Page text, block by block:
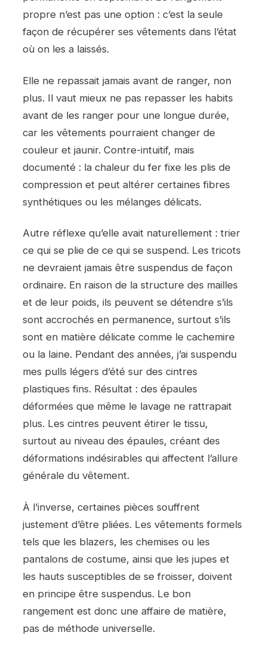
propre n’est pas une option : c’est la seule
façon de récupérer ses vêtements dans l’état
où on les a laissés.
Elle ne repassait jamais avant de ranger, non
plus. Il vaut mieux ne pas repasser les habits
avant de les ranger pour une longue durée,
car les vêtements pourraient changer de
couleur et jaunir. Contre-intuitif, mais
documenté : la chaleur du fer fixe les plis de
compression et peut altérer certaines fibres
synthétiques ou les mélanges délicats.
Autre réflexe qu’elle avait naturellement : trier
ce qui se plie de ce qui se suspend. Les tricots
ne devraient jamais être suspendus de façon
ordinaire. En raison de la structure des mailles
et de leur poids, ils peuvent se détendre s’ils
sont accrochés en permanence, surtout s’ils
sont en matière délicate comme le cachemire
ou la laine. Pendant des années, j’ai suspendu
mes pulls légers d’été sur des cintres
plastiques fins. Résultat : des épaules
déformées que même le lavage ne rattrapait
plus. Les cintres peuvent étirer le tissu,
surtout au niveau des épaules, créant des
déformations indésirables qui affectent l’allure
générale du vêtement.
À l’inverse, certaines pièces souffrent
justement d’être pliées. Les vêtements formels
tels que les blazers, les chemises ou les
pantalons de costume, ainsi que les jupes et
les hauts susceptibles de se froisser, doivent
en principe être suspendus. Le bon
rangement est donc une affaire de matière,
pas de méthode universelle.